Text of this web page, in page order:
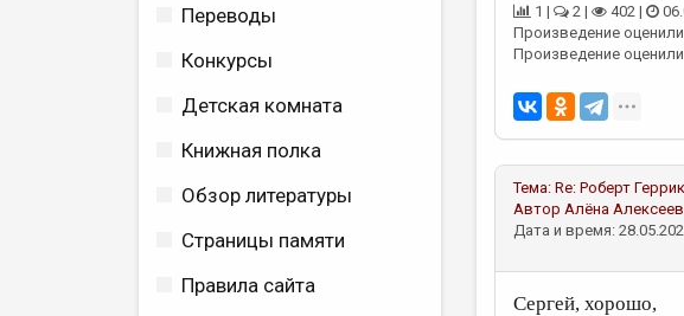
Переводы
Конкурсы
Детская комната
Книжная полка
Обзор литературы
Страницы памяти
Правила сайта
1 |
2 | 402 |
Произведение
Произведение оценили
Тема: Re: Роберт
Автор Алёна
Дата и время:
Сергей, хорошо,